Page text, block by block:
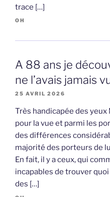
trace […]
OH
A 88 ans je
ne l’avais jamais
25 AVRIL 2026
Très handicapée des
pour la vue et parmi les
des différences
majorité des porteurs de
En fait, il y a ceux, qui
incapables de trouver
des […]